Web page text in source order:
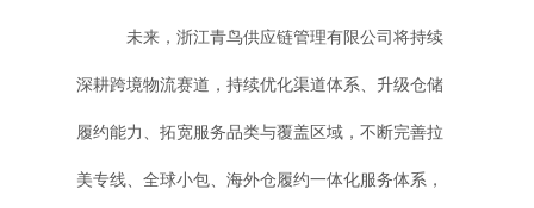
未来，浙江青鸟供应链管理有限公司将持续
深耕跨境物流赛道，持续优化渠道体系、升级仓储
履约能力、拓宽服务品类与覆盖区域，不断完善拉
美专线、全球小包、海外仓履约一体化服务体系，